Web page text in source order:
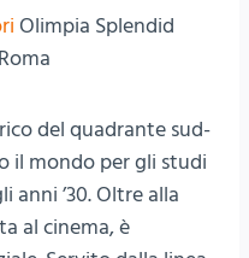
Olimpia Splendid
del quadrante sud-
il mondo per gli studi
’30. Oltre alla
al cinema, è